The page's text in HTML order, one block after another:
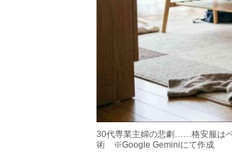
30代専業主婦の悲劇……格安服は
術 ※Google Geminiにて作成